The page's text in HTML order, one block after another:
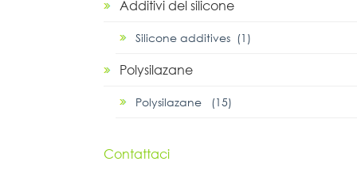
Additivi del silicone
Silicone additives (1)
Polysilazane
Polysilazane (15)
Contattaci